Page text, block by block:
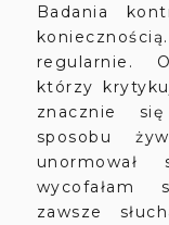
Badania
regularnie.
którzy
znacznie
sposobu
wycofałam
zawsze